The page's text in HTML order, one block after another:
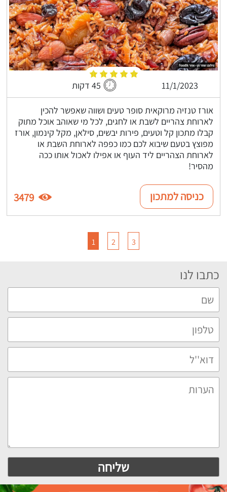
11/1/2023 45 דקות
אורז טנזיה מרוקאית סופר טעים ושווה שאפשר להכין
לארוחת צהריים לשבת או לחגים, לכל מי שאוהב אוכל מתוק
קבלו מתכון קל וטעים, פירות יבשים, סילאן, מקל קינמון, אורז
מפוצץ בטעם שיבוא לכם כמו כפפה לארוחת השבת או
לארוחת הצהריים ליד העוף או אפילו לאכול אותו ככה
מהסיר!
כניסה למתכון 3479
1 2 3
כתבו לנו